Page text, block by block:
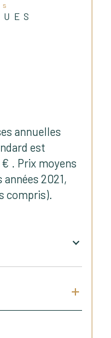
annuelles
est
. Prix moyens
2021,
compris).